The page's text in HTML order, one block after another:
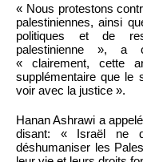
« Nous protestons
palestiniennes, ainsi
politiques et de
palestinienne », a
« clairement, cette
supplémentaire que le
voir avec la justice ».
Hanan Ashrawi a
disant: « Israël ne
déshumaniser les